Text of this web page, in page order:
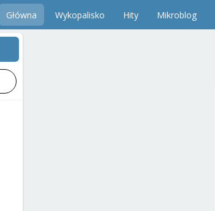
Główna Wykopalisko Hity Mikroblog